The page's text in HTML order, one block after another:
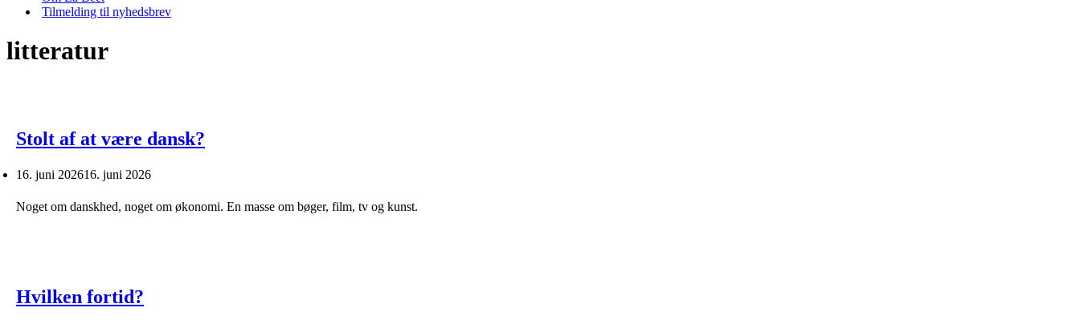
Tilmelding til nyhedsbrev
litteratur
Stolt af at være dansk?
16. juni 202616. juni 2026
Noget om danskhed, noget om økonomi. En masse om bøger, film, tv og kunst.
Hvilken fortid?